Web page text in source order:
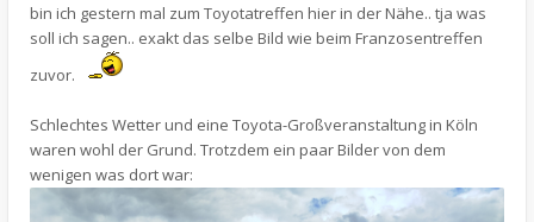
bin ich gestern mal zum Toyotatreffen hier in der Nähe.. tja was
soll ich sagen.. exakt das selbe Bild wie beim Franzosentreffen
zuvor.
Schlechtes Wetter und eine Toyota-Großveranstaltung in Köln
waren wohl der Grund. Trotzdem ein paar Bilder von dem
wenigen was dort war: